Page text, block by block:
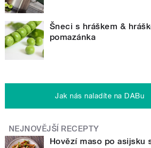
Šneci s hráškem &
pomazánka
Jak nás naladíte na DABu
NEJNOVĚJŠÍ RECEPTY
Hovězí maso po asijsku